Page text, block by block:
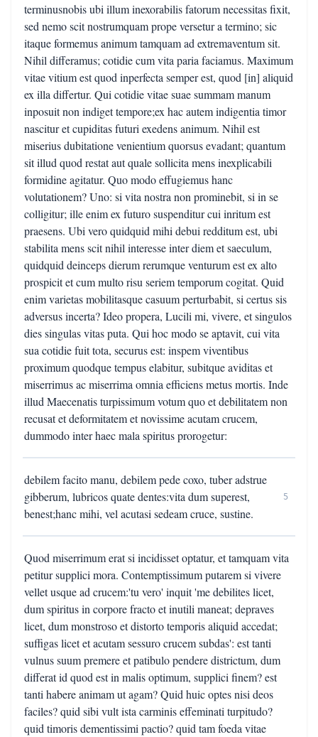
terminusnobis ubi illum inexorabilis fatorum necessitas fixit,
sed nemo scit nostrumquam prope versetur a termino; sic
itaque formemus animum tamquam ad extremaventum sit.
Nihil differamus; cotidie cum vita paria faciamus. Maximum
vitae vitium est quod inperfecta semper est, quod [in] aliquid
ex illa differtur. Qui cotidie vitae suae summam manum
inposuit non indiget tempore;ex hac autem indigentia timor
nascitur et cupiditas futuri exedens animum. Nihil est
miserius dubitatione venientium quorsus evadant; quantum
sit illud quod restat aut quale sollicita mens inexplicabili
formidine agitatur. Quo modo effugiemus hanc
volutationem? Uno: si vita nostra non prominebit, si in se
colligitur; ille enim ex futuro suspenditur cui inritum est
praesens. Ubi vero quidquid mihi debui redditum est, ubi
stabilita mens scit nihil interesse inter diem et saeculum,
quidquid deinceps dierum rerumque venturum est ex alto
prospicit et cum multo risu seriem temporum cogitat. Quid
enim varietas mobilitasque casuum perturbabit, si certus sis
adversus incerta? Ideo propera, Lucili mi, vivere, et singulos
dies singulas vitas puta. Qui hoc modo se aptavit, cui vita
sua cotidie fuit tota, securus est: inspem viventibus
proximum quodque tempus elabitur, subitque aviditas et
miserrimus ac miserrima omnia efficiens metus mortis. Inde
illud Maecenatis turpissimum votum quo et debilitatem non
recusat et deformitatem et novissime acutam crucem,
dummodo inter haec mala spiritus prorogetur:
debilem facito manu, debilem pede coxo, tuber adstrue
gibberum, lubricos quate dentes:vita dum superest,
benest;hanc mihi, vel acutasi sedeam cruce, sustine.
5
Quod miserrimum erat si incidisset optatur, et tamquam vita
petitur supplici mora. Contemptissimum putarem si vivere
vellet usque ad crucem:'tu vero' inquit 'me debilites licet,
dum spiritus in corpore fracto et inutili maneat; depraves
licet, dum monstroso et distorto temporis aliquid accedat;
suffigas licet et acutam sessuro crucem subdas': est tanti
vulnus suum premere et patibulo pendere districtum, dum
differat id quod est in malis optimum, supplici finem? est
tanti habere animam ut agam? Quid huic optes nisi deos
faciles? quid sibi vult ista carminis effeminati turpitudo?
quid timoris dementissimi pactio? quid tam foeda vitae